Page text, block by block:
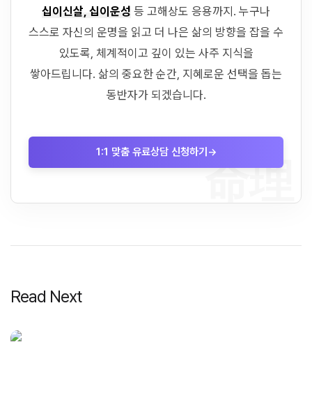
命理
십이신살, 십이운성 등 고해상도 응용까지. 누구나
스스로 자신의 운명을 읽고 더 나은 삶의 방향을 잡을 수
있도록, 체계적이고 깊이 있는 사주 지식을
쌓아드립니다. 삶의 중요한 순간, 지혜로운 선택을 돕는
동반자가 되겠습니다.
1:1 맞춤 유료상담 신청하기 →
Read Next